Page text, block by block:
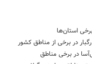
در برخی از مناطق کشور
در برخی مناطق